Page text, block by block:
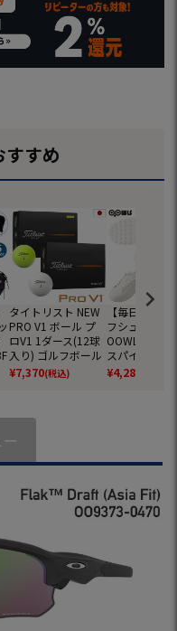
すめ
タイトリスト NEW
PRO V1 ボール プ
ロV1 1ダース(12球
入り) ゴルフボール
2025年モデル TITL
EIST 日本正規品
¥7,370(税込)
【毎日発送】
フシューズ メ
OOWLS クラ
スパイクレス
ーズ
パイクレスシ
普段履き ゴル
靴
¥4,280